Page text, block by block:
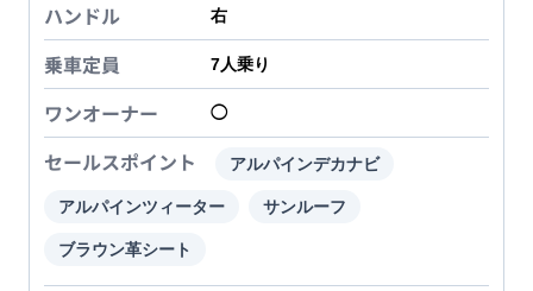
ハンドル 右
乗車定員 7人乗り
ワンオーナー ◯
セールスポイント アルパインデカナビ
アルパインツィーター サンルーフ
ブラウン革シート